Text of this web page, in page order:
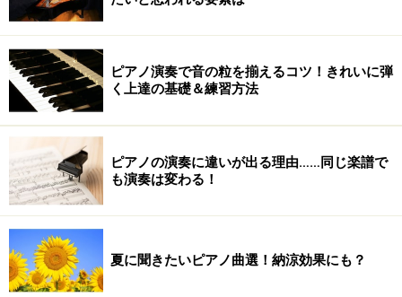
い。
ショパン：前奏曲 第７番 ピアノ：白水芳枝
ショパン：前奏曲 第７番 ピアノ：根津理恵子
ショパン：前奏曲 第７番 ピアノ：須藤千晴
（ピティナ公式サイトより）
どの演奏が一番好きでしたか？テンポや間の取り方が違
うだけでも曲の印象はだいぶ変わります。特に2と3の演
奏ではテンポの差が大きいので、聞く人の好みの分かれ
ピアノ演奏で音の粒を揃えるコツ！きれいに弾
く上達の基礎＆練習方法
ピアノの演奏に違いが出る理由……同じ楽譜で
も演奏は変わる！
夏に聞きたいピアノ曲選！納涼効果にも？